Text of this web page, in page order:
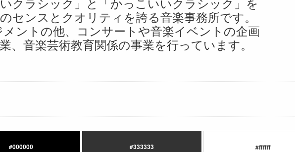
センスとクオリティを誇る音楽事務所です。
ントの他、コンサートや音楽イベントの企画
、音楽芸術教育関係の事業を行っています。
#000000 #333333 #ffffff